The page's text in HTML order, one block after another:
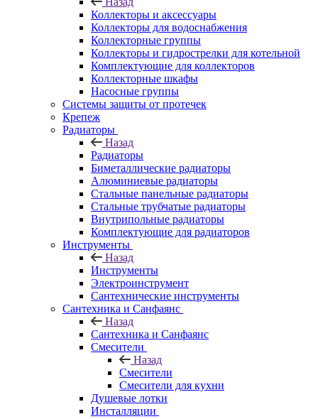
Коллекторы и аксессуары
Коллекторы для водоснабжения
Коллекторные группы
Коллекторы и гидрострелки для котельной
Комплектующие для коллекторов
Коллекторные шкафы
Насосные группы
Системы защиты от протечек
Крепеж
Радиаторы
Назад
Радиаторы
Биметаллические радиаторы
Алюминиевые радиаторы
Стальные панельные радиаторы
Стальные трубчатые радиаторы
Внутрипольные радиаторы
Комплектующие для радиаторов
Инструменты
Назад
Инструменты
Электроинструмент
Сантехнические инструменты
Сантехника и Санфаянс
Назад
Сантехника и Санфаянс
Смесители
Назад
Смесители
Смесители для кухни
Душевые лотки
Инсталляции